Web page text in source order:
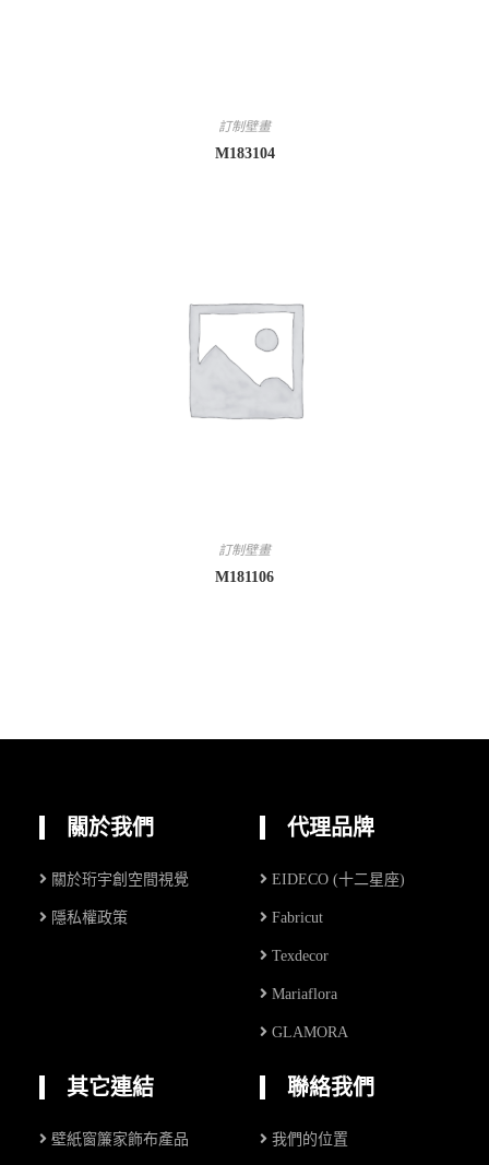
訂制壁畫
M183104
訂制壁畫
M181106
關於我們
關於珩宇創空間視覺
隱私權政策
代理品牌
EIDECO (十二星座)
Fabricut
Texdecor
Mariaflora
GLAMORA
其它連結
壁紙窗簾家飾布產品
聯絡我們
我們的位置